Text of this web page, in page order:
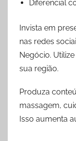
Diferencial
Invista em
nas redes
Negócio.
sua região.
Produza
massagem,
Isso aumenta